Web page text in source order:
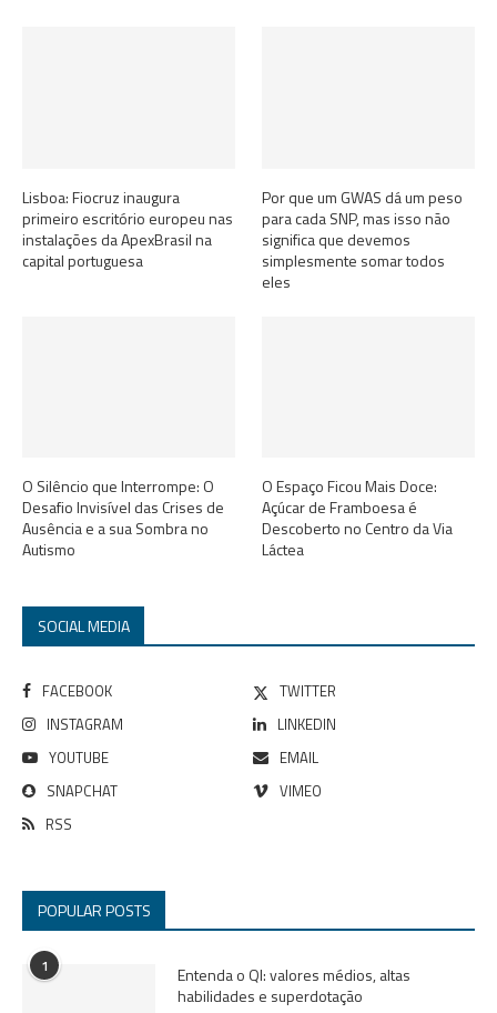
Lisboa: Fiocruz inaugura
primeiro escritório europeu nas
instalações da ApexBrasil na
capital portuguesa
Por que um GWAS dá um peso
para cada SNP, mas isso não
significa que devemos
simplesmente somar todos
eles
O Silêncio que Interrompe: O
Desafio Invisível das Crises de
Ausência e a sua Sombra no
Autismo
O Espaço Ficou Mais Doce:
Açúcar de Framboesa é
Descoberto no Centro da Via
Láctea
SOCIAL MEDIA
FACEBOOK
TWITTER
INSTAGRAM
LINKEDIN
YOUTUBE
EMAIL
SNAPCHAT
VIMEO
RSS
POPULAR POSTS
1
Entenda o QI: valores médios, altas
habilidades e superdotação